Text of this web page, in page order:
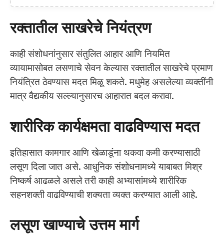
रक्तातील साखरेचे नियंत्रण
काही संशोधनांनुसार संतुलित आहार आणि नियमित
व्यायामासोबत लसणाचे सेवन केल्यास रक्तातील साखरेचे प्रमाण
नियंत्रित ठेवण्यास मदत मिळू शकते. मधुमेह असलेल्या व्यक्तींनी
मात्र वैद्यकीय सल्ल्यानुसारच आहारात बदल करावा.
शारीरिक कार्यक्षमता वाढविण्यास मदत
इतिहासात कामगार आणि खेळाडूंना थकवा कमी करण्यासाठी
लसूण दिला जात असे. आधुनिक संशोधनामध्ये याबाबत मिश्र
निष्कर्ष आढळले असले तरी काही अभ्यासांमध्ये शारीरिक
सहनशक्ती वाढविण्याची शक्यता व्यक्त करण्यात आली आहे.
लसूण खाण्याचे उत्तम मार्ग